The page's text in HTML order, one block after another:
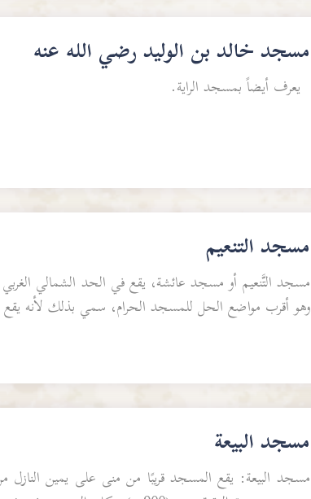
مسجد خالد بن الوليد رضي الله عنه
يعرف أيضاً بمسجد الراية.
مسجد التنعيم
مسجد التَّنعيم أو مسجد عائشة، يقع في الحد الشمالي
وهو أقرب مواضع الحل للمسجد الحرام، سمي بذلك لأنه يقع
مسجد البيعة
مسجد البيعة: يقع المسجد قريبًا من منى على يمين